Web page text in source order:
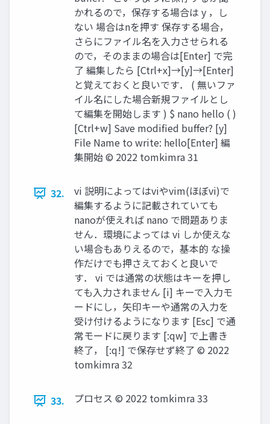
かれるので，保存する場合は y ，し
ない 場合はnを押す 保存する場合，
さらにファイル名を入力させられる
ので，そのままの場合は[Enter] で完
了 編集したら [Ctrl+x]→[y]→[Enter]
と覚えておくと良いです． ( 無いファ
イル名にした場合新規ファイルとし
て編集を開始します ) $ nano hello ( )
[Ctrl+w] Save modified buffer? [y]
File Name to write: hello[Enter] 編
集開始 ©︎ 2022 tomkimra 31
32.
vi 説明によってはviやvim(ほぼvi)で
編集するように記載されていても
nanoが使えれば nano で問題ありま
せん．環境によっては vi しか使えな
い場合もありえるので，基本的 な操
作だけでも押さえておくと良いで
す． vi では通常の状態はキーを押し
ても入力されません [i] キーで入力モ
ードにし，矢印キーや通常の入力を
受け付けるようになります [Esc] で通
常モードに戻ります [:qw] で上書き
終了， [:q!] で保存せず終了 ©︎ 2022
tomkimra 32
33. プロセス ©︎ 2022 tomkimra 33